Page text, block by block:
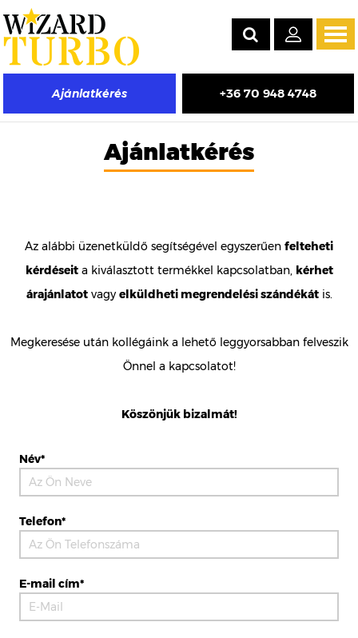
Ajánlatkérés +36 70 948 4748
Ajánlatkérés
Az alábbi üzenetküldő segítségével egyszerűen felteheti
kérdéseita kiválasztott termékkel kapcsolatban, kérhet
árajánlatotvagy elküldheti megrendelési szándékátis.
Megkeresése után kollégáink a lehető leggyorsabban felveszik
Önnel a kapcsolatot!
Köszönjük bizalmát!
Név*
Telefon*
E-mail cím*